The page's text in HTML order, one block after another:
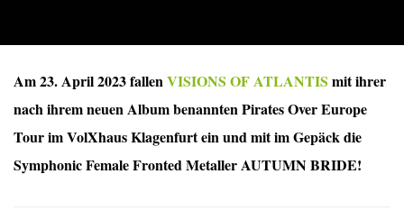
Am 23. April 2023 fallenVISIONS OF ATLANTIS mit ihrer
nach ihrem neuen Album benannten Pirates Over Europe
Tour im VolXhaus Klagenfurt ein und mit im Gepäck die
Symphonic Female Fronted Metaller AUTUMN BRIDE!